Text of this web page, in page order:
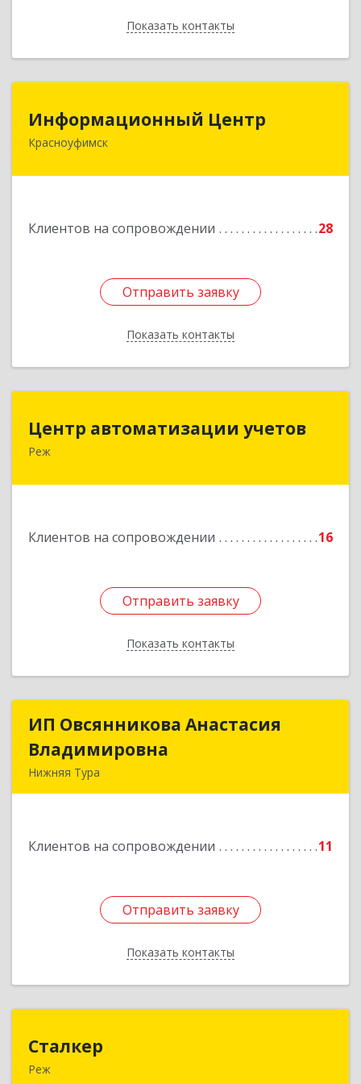
Показать контакты
Назад
Информационный Центр
Красноуфимск
Клиентов на сопровождении 28
Отправить заявку
Показать контакты
Информационный Центр
623300, Свердловская обл, Красноуфимск г,
Отправить заявку
Назад
Центр автоматизации учетов
Реж
Клиентов на сопровождении 16
Отправить заявку
Показать контакты
623750, Свердловская обл, Режевской р-н, Реж
Отправить заявку
Назад
ИП Овсянникова Анастасия
Владимировна
Нижняя Тура
Клиентов на сопровождении 11
Отправить заявку
Показать контакты
ИП Овсянникова Анастасия
Подробнее
Отправить заявку
Назад
Сталкер
Реж
623750, Свердловская обл, Режевской р-н, Реж